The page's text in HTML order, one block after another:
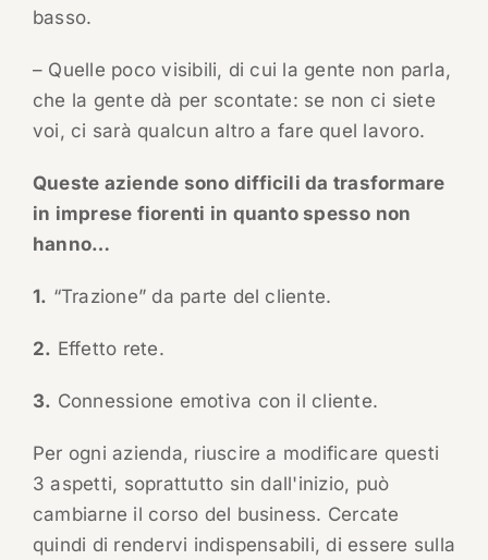
basso.
– Quelle poco visibili, di cui la gente non parla,
che la gente dà per scontate: se non ci siete
voi, ci sarà qualcun altro a fare quel lavoro.
Queste aziende sono difficili da trasformare
in imprese fiorenti in quanto spesso non
hanno…
1. “Trazione” da parte del cliente.
2. Effetto rete.
3. Connessione emotiva con il cliente.
Per ogni azienda, riuscire a modificare questi
3 aspetti, soprattutto sin dall'inizio, può
cambiarne il corso del business. Cercate
quindi di rendervi indispensabili, di essere sulla